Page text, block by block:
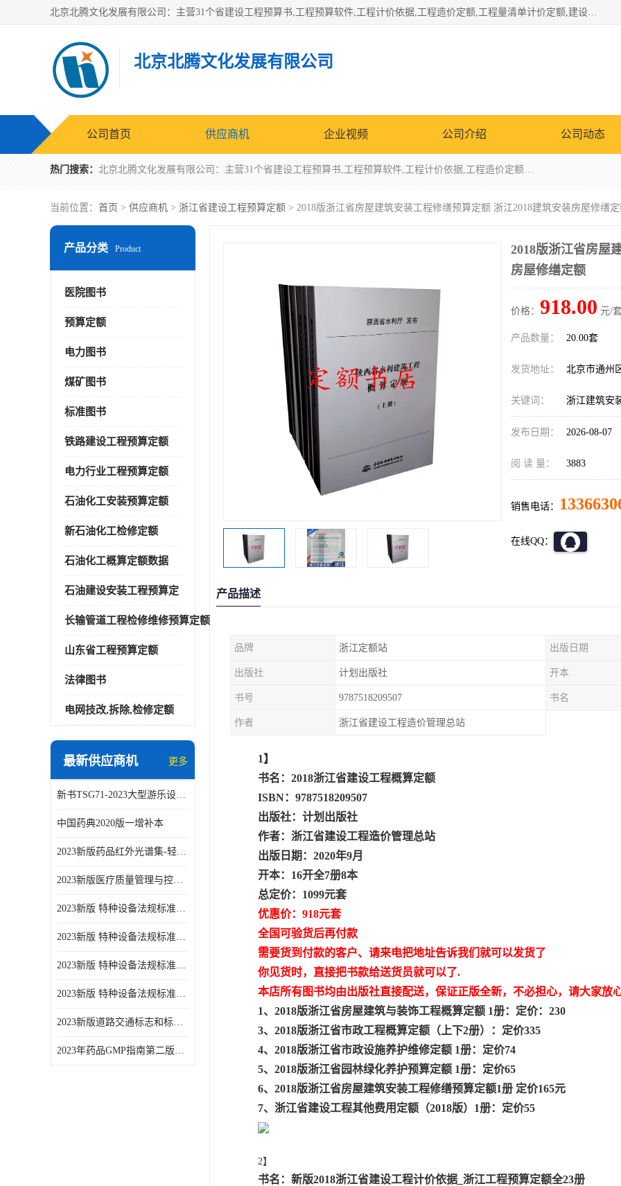
北京北腾文化发展有限公司：主营31个省建设工程预算书,工程预算软件,工程计价依据,工程造价定额,工程量清单计价定额,建设工程量消耗量定额,各行业工程预算定额,铁路定额,电力定额,矿山定额,*,黄金定额,钢铁企业检修定额,中石化安装检修定额,煤矿图书,医院书籍等.诚信的经营，在发展的同时公司不忘不断总结不断优化为客户的服务，和一如既往的热情赢得了新老客户的极高评价及青睐。
北京北腾文化发展有限公司
公司首页 供应商机 企业视频 公司介绍 公司动态
热门搜索： 北京北腾文化发展有限公司：主营31个省建设工程预算书,工程预算软件,工程计价依据,工程造价定额,工程量清单计价定额,建设工程量消耗量定额,各行业工程预算定额,铁路定额,电力定额,矿山定额,*,黄金定额,钢铁企业检修定额,中石化安装检修定额,煤矿图书,医院书籍等.诚信的经营，在发展的同时公司不忘不断总结不断优化为客户的服务，和一如既往的热情赢得了新老客户的极高评价及青睐。
当前位置： 首页 > 供应商机 > 浙江省建设工程预算定额 > 2018版浙江省房屋建筑安装工程修缮预算定额 浙江2018建筑安装房屋修缮
产品分类 Product
医院图书
预算定额
电力图书
煤矿图书
标准图书
铁路建设工程预算定额
电力行业工程预算定额
石油化工安装预算定额
新石油化工检修定额
石油化工概算定额数据
石油建设安装工程预算定
长输管道工程检修维修预算定额
山东省工程预算定额
法律图书
电网技改,拆除,检修定额
最新供应商机 更多
新书TSG71-2023大型游乐设施安全技术规程
中国药典2020版一增补本
2023新版药品红外光谱集-轻工业出版社
2023新版医疗质量管理与控制指标汇编5.0版
2023新版 特种设备法规标准手册 机电类标准客运索道卷
2023新版 特种设备法规标准手册 机电类标准游乐设施卷
2023新版 特种设备法规标准手册 安全技术规范卷共三本
2023新版 特种设备法规标准手册 机电类标准电梯卷 共两本
2023新版道路交通标志和标线手册
2023年药品GMP指南第二版全6册
2018版浙江省房屋
房屋修缮定额
价格： 918.00 元/
产品数量： 20.00套
发货地址： 北京市通州
关键词： 浙江建筑安
发布日期： 2026-08-07
阅 读 量： 3883
销售电话：
在线QQ：
产品描述
品牌 浙江定额站 出版日期
出版社 计划出版社 开本
书号 9787518209507 书名
作者 浙江省建设工程造价管理总站
1】
书名：2018浙江省建设工程概算定额
ISBN：9787518209507
出版社：计划出版社
作者：浙江省建设工程造价管理总站
出版日期：2020年9月
开本：16开全7册8本
总定价：1099元套
优惠价：918元套
全国可验货后再付款
需要货到付款的客户、请来电把地址告诉我们就可以发货了
你见货时，直接把书款给送货员就可以了.
本店所有图书均由出版社直接配送，保证正版全新，不必担心，请大家放
1、2018版浙江省房屋建筑与装饰工程概算定额 1册：定价：230
3、2018版浙江省市政工程概算定额（上下2册）：定价335
4、2018版浙江省市政设施养护维修定额 1册：定价74
5、2018版浙江省园林绿化养护预算定额 1册：定价65
6、2018版浙江省房屋建筑安装工程修缮预算定额1册 定价165元
7、浙江省建设工程其他费用定额（2018版）1册：定价55
2】
书名：新版2018浙江省建设工程计价依据_浙江工程预算定额全23册